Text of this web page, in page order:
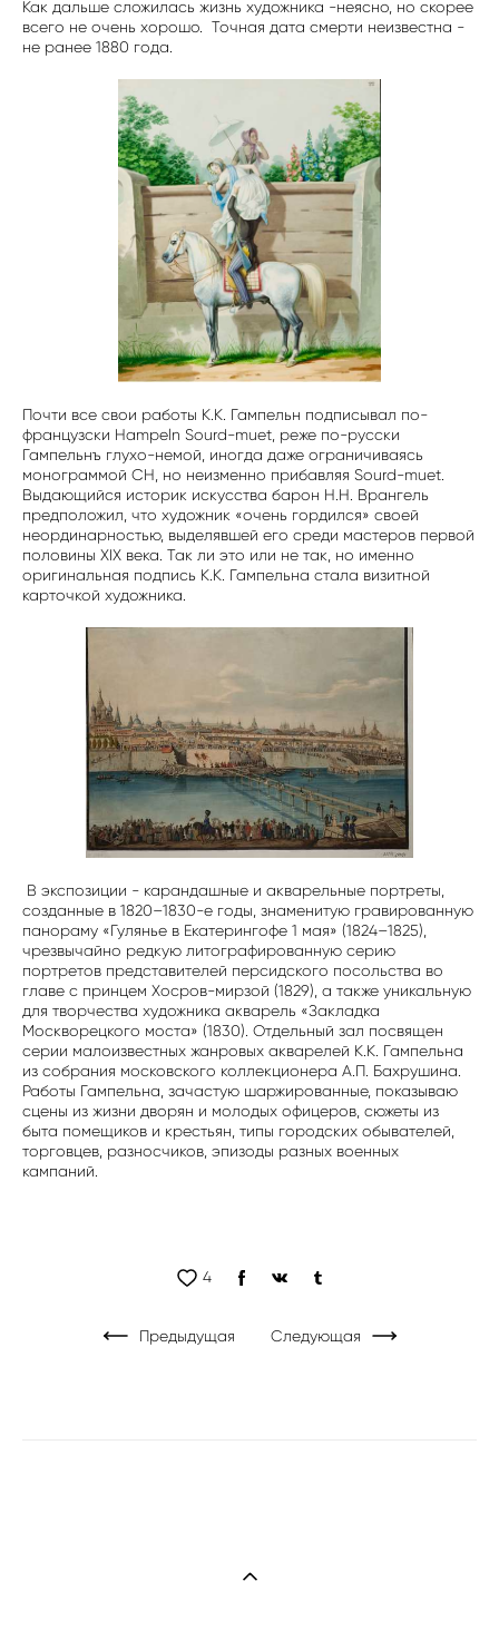
Как дальше сложилась жизнь художника -неясно, но скорее
всего не очень хорошо. Точная дата смерти неизвестна -
не ранее 1880 года.
Почти все свои работы К.К. Гампельн подписывал по-
французски Hampeln Sourd-muet, реже по-русски
Гампельнъ глухо-немой, иногда даже ограничиваясь
монограммой СН, но неизменно прибавляя Sourd-muet.
Выдающийся историк искусства барон Н.Н. Врангель
предположил, что художник «очень гордился» своей
неординарностью, выделявшей его среди мастеров первой
половины XIX века. Так ли это или не так, но именно
оригинальная подпись К.К. Гампельна стала визитной
карточкой художника.
В экспозиции - карандашные и акварельные портреты,
созданные в 1820–1830-е годы, знаменитую гравированную
панораму «Гулянье в Екатерингофе 1 мая» (1824–1825),
чрезвычайно редкую литографированную серию
портретов представителей персидского посольства во
главе с принцем Хосров-мирзой (1829), а также уникальную
для творчества художника акварель «Закладка
Москворецкого моста» (1830). Отдельный зал посвящен
серии малоизвестных жанровых акварелей К.К. Гампельна
из собрания московского коллекционера А.П. Бахрушина.
Работы Гампельна, зачастую шаржированные, показываю
сцены из жизни дворян и молодых офицеров, сюжеты из
быта помещиков и крестьян, типы городских обывателей,
торговцев, разносчиков, эпизоды разных военных
кампаний.
4
Предыдущая Следующая